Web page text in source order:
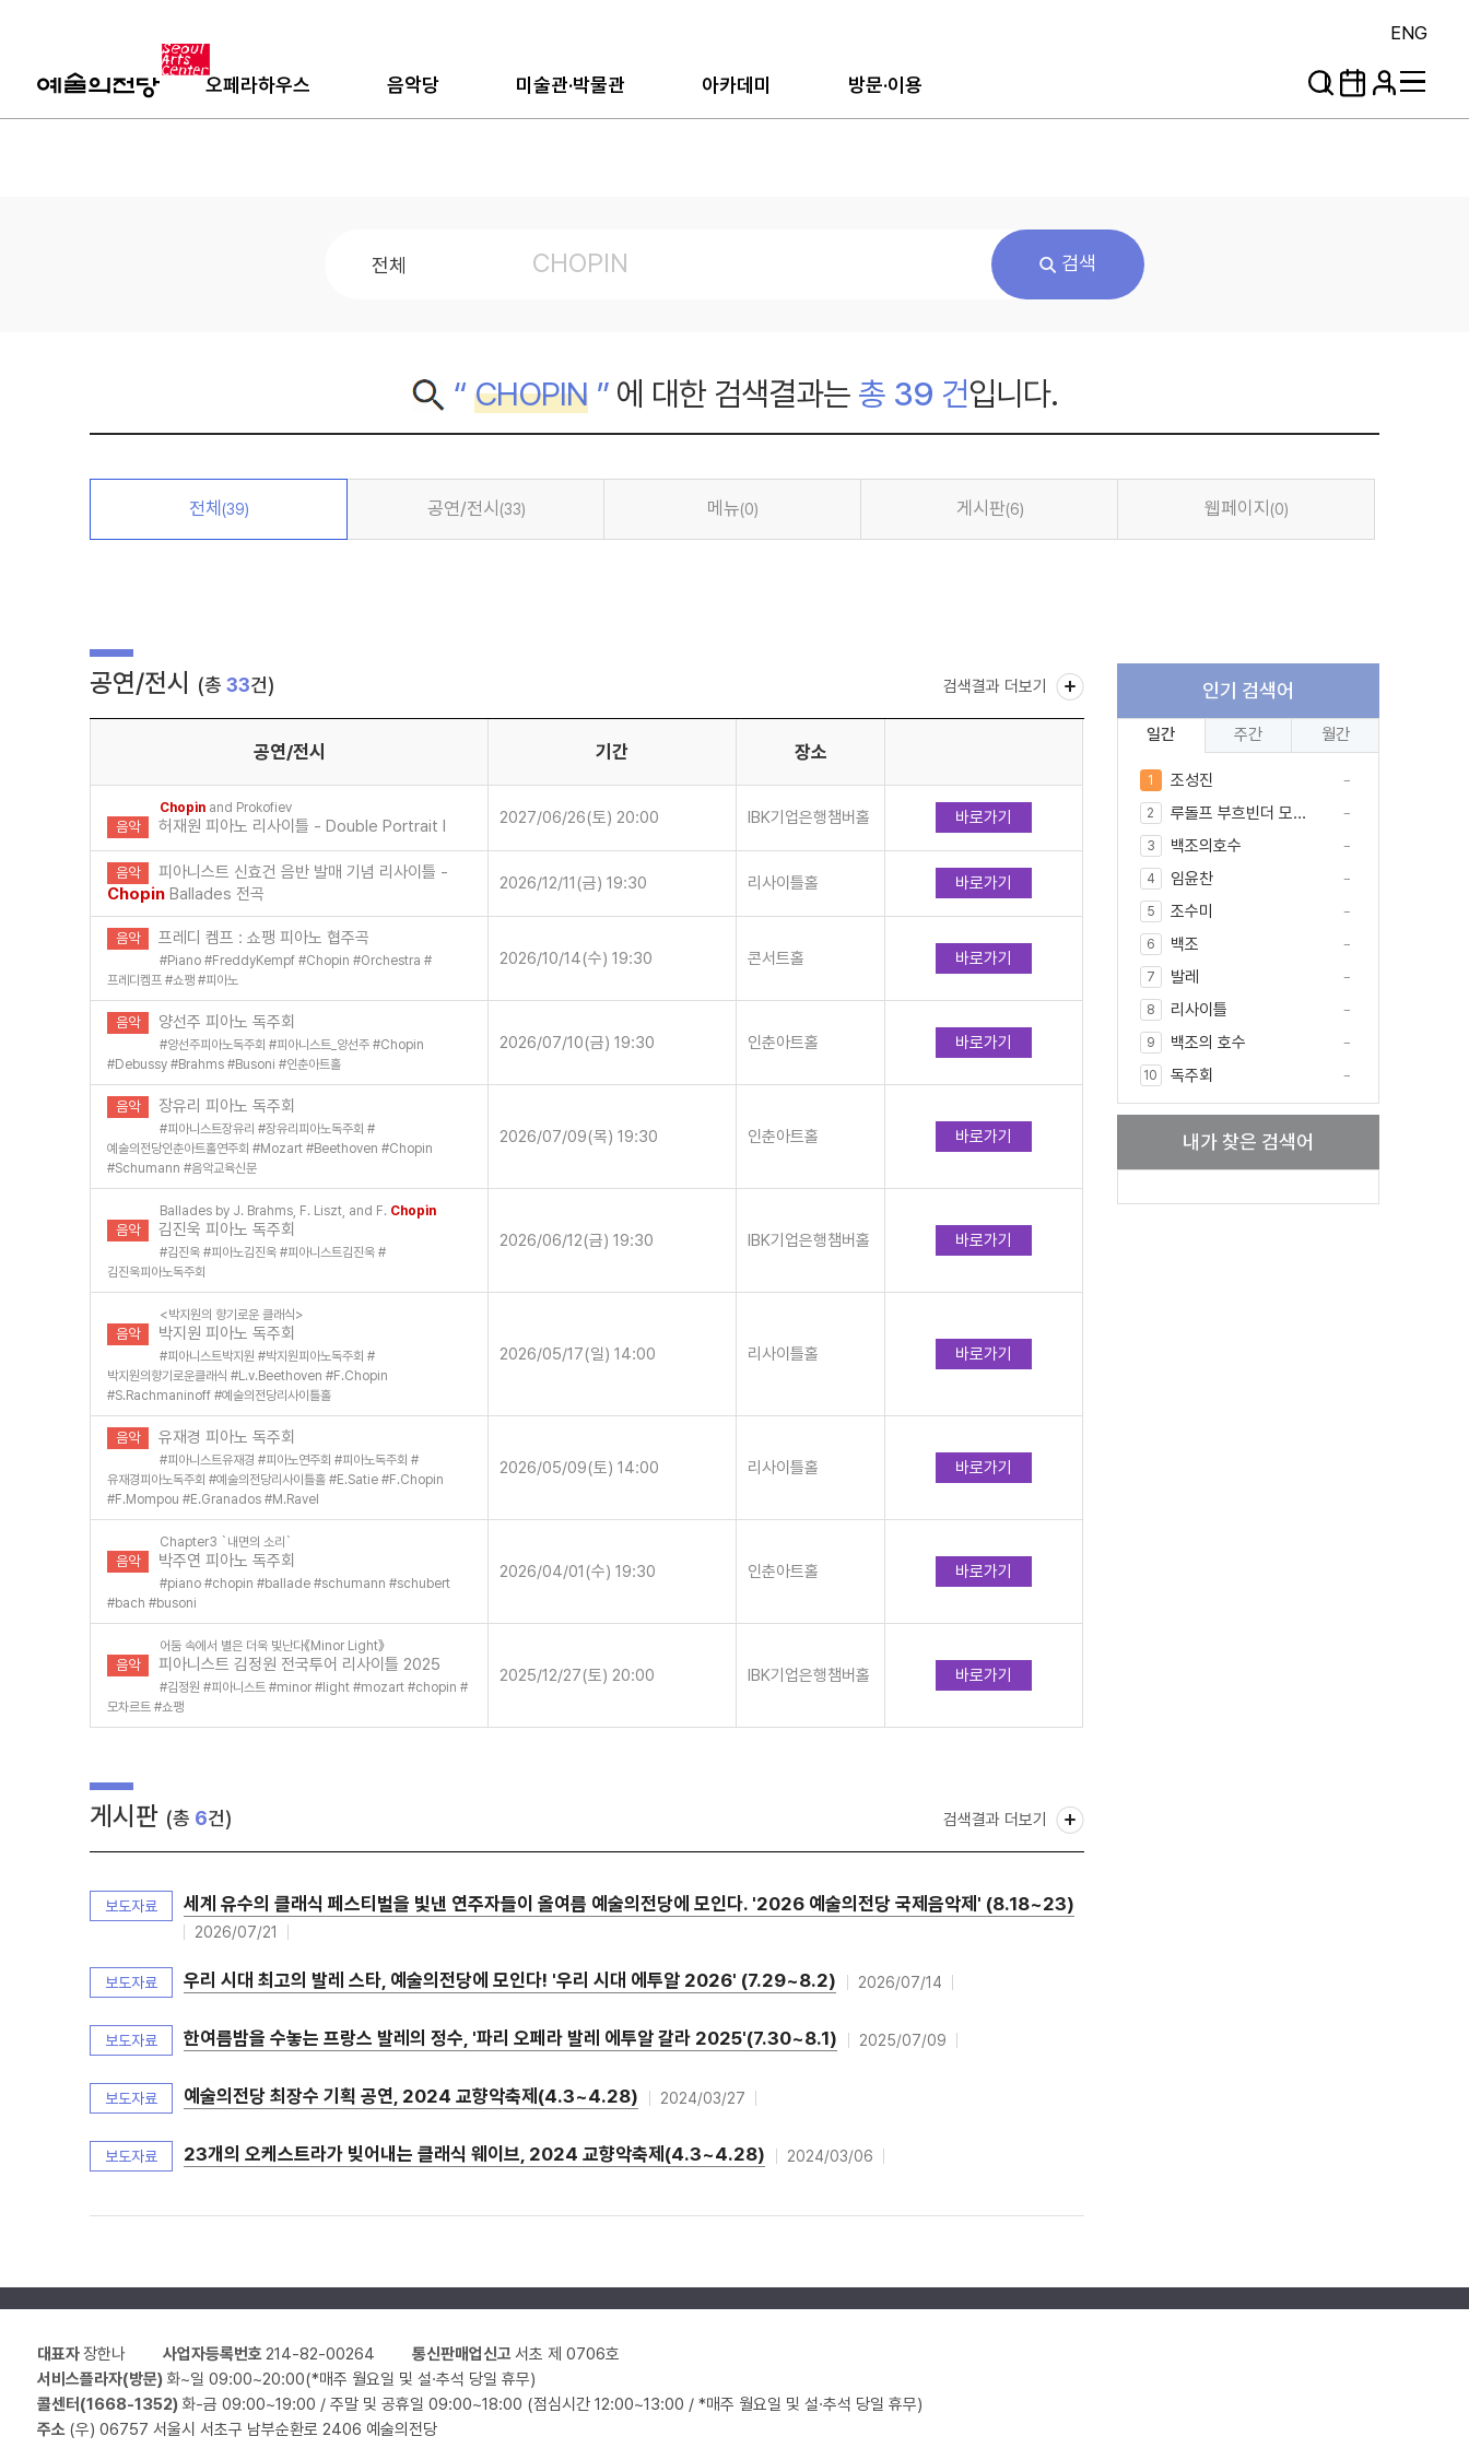
ENG
오페라하우스 음악당 미술관·박물관 아카데미 방문·이용
검색
“ CHOPIN”에 대한 검색결과는 총 39 건입니다.
전체 (39) 공연/전시 (33) 메뉴(0) 게시판(6) 웹페이지 (0)
인기 검색어
일간 주간 월간
1 조성진
2 루돌프 부흐빈더 모...
3 백조의호수
4 임윤찬
5 조수미
6 백조
7 발레
8 리사이틀
9 백조의 호수
10 독주회
내가 찾은 검색어
공연/전시 (총33건) 검색결과 더보기
공연/전시 기간 장소
Chopin and Prokofiev
음악 허재원 피아노 리사이틀 - Double Portrait I 2027/06/26(토) 20:00 IBK기업은행챔버홀 바로가기
음악
피아니스트 신효건 음반 발매 기념 리사이틀 -
Chopin Ballades 전곡
2026/12/11(금) 19:30 리사이틀홀 바로가기
음악 프레디 켐프 : 쇼팽 피아노 협주곡
#Piano #FreddyKempf #Chopin #Orchestra #
프레디켐프 #쇼팽 #피아노
2026/10/14(수) 19:30 콘서트홀 바로가기
음악 양선주 피아노 독주회
#양선주피아노독주회 #피아니스트_양선주 #Chopin
#Debussy #Brahms #Busoni #인춘아트홀
2026/07/10(금) 19:30 인춘아트홀 바로가기
음악 장유리 피아노 독주회
#피아니스트장유리 #장유리피아노독주회 #
예술의전당인춘아트홀연주회 #Mozart #Beethoven #Chopin
#Schumann #음악교육신문
2026/07/09(목) 19:30 인춘아트홀 바로가기
Ballades by J. Brahms, F. Liszt, and F. Chopin
음악 김진욱 피아노 독주회
#김진욱 #피아노김진욱 #피아니스트김진욱 #
김진욱피아노독주회
2026/06/12(금) 19:30 IBK기업은행챔버홀 바로가기
<박지원의 향기로운 클래식>
음악 박지원 피아노 독주회
#피아니스트박지원 #박지원피아노독주회 #
박지원의향기로운클래식 #L.v.Beethoven #F.Chopin
#S.Rachmaninoff #예술의전당리사이틀홀
2026/05/17(일) 14:00 리사이틀홀 바로가기
음악 유재경 피아노 독주회
#피아니스트유재경 #피아노연주회 #피아노독주회 #
유재경피아노독주회 #예술의전당리사이틀홀 #E.Satie #F.Chopin
#F.Mompou #E.Granados #M.Ravel
2026/05/09(토) 14:00 리사이틀홀 바로가기
Chapter3 `내면의 소리`
음악 박주연 피아노 독주회
#piano #chopin #ballade #schumann #schubert
#bach #busoni
2026/04/01(수) 19:30 인춘아트홀 바로가기
어둠 속에서 별은 더욱 빛난다《Minor Light》
음악 피아니스트 김정원 전국투어 리사이틀 2025
#김정원 #피아니스트 #minor # light #mozart #chopin #
모차르트 #쇼팽
2025/12/27(토) 20:00 IBK기업은행챔버홀 바로가기
게시판 (총 6건) 검색결과 더보기
보도자료 세계 유수의 클래식 페스티벌을 빛낸 연주자들이 올여름 예술의전당에 모인다. '2026 예술의전당 국제음악제' (8.18~23)
2026/07/21
보도자료 우리 시대 최고의 발레 스타, 예술의전당에 모인다! '우리 시대 에투알 2026' (7.29~8.2) 2026/07/14
보도자료 한여름밤을 수놓는 프랑스 발레의 정수, '파리 오페라 발레 에투알 갈라 2025'(7.30~8.1) 2025/07/09
보도자료 예술의전당 최장수 기획 공연, 2024 교향악축제(4.3~4.28) 2024/03/27
보도자료 23개의 오케스트라가 빚어내는 클래식 웨이브, 2024 교향악축제(4.3~4.28) 2024/03/06
대표자장한나 사업자등록번호214-82-00264 통신판매업신고서초 제 0706호
서비스플라자(방문) 화~일 09:00~20:00(*매주 월요일 및 설·추석 당일 휴무)
콜센터(1668-1352) 화-금 09:00~19:00 / 주말 및 공휴일 09:00~18:00 (점심시간 12:00~13:00 / *매주 월요일 및 설·추석 당일 휴무)
주소 (우) 06757 서울시 서초구 남부순환로 2406 예술의전당